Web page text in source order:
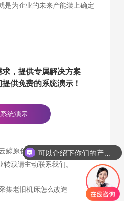
是为企业的未来产能装上确定
，提供专属解决方案
供免费的系统演示！
系统演示
鲸原创（www.kelicloud.cn），
载请主动联系我们。
集老旧机床怎么改造
可以介绍下你们的产品么